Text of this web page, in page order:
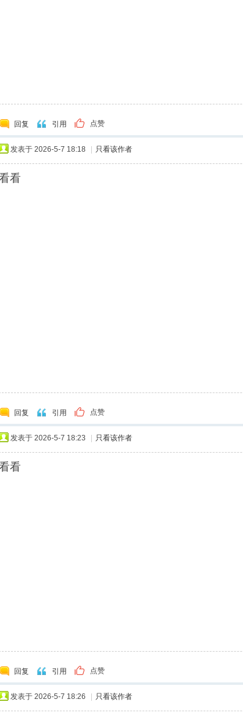
回复 引用 点赞
发表于 2026-5-7 18:18 只看该作者
看
回复 引用 点赞
发表于 2026-5-7 18:23 只看该作者
看
回复 引用 点赞
发表于 2026-5-7 18:26 只看该作者